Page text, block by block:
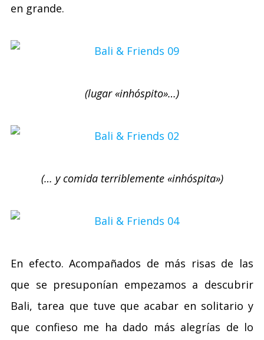
en grande.
(lugar «inhóspito»…)
(… y comida terriblemente «inhóspita»)
En efecto. Acompañados de más risas de las
que se presuponían empezamos a descubrir
Bali, tarea que tuve que acabar en solitario y
que confieso me ha dado más alegrías de lo